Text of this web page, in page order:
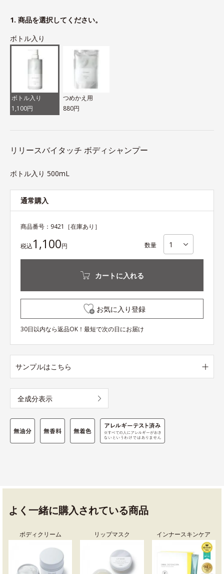
1. 商品を選択してください。
ボトル入り
ボトル入り
1,100円
つめかえ用
880円
リリースバイタッチ ボディシャンプー
ボトル入り 500mL
通常購入
商品番号： 9421 ［在庫あり］
税込1,100円 数量
カートに入れる
お気に入り登録
30日以内なら返品OK！最短で次の日にお届け
サンプルはこちら
全成分表示
よく一緒に購入されている商品
ボディクリーム リップマスク インナースキンケア